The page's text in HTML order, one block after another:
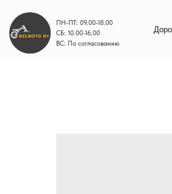
ПН-ПТ: 09.00-18.00
СБ: 10.00-16.00
ВС: По согласованию
Дорожные